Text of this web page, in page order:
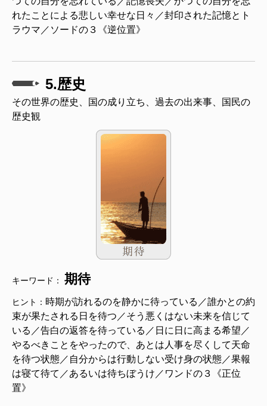
れたことによる悲しい幸せな日々／封印された記憶とト
ラウマ／ソードの３《逆位置》
5.歴史
その世界の歴史、国の成り立ち、過去の出来事、国民の
歴史観
キーワード： 期待
ヒント： 時期が訪れるのを静かに待っている／誰かとの約
束が果たされる日を待つ／そう悪くはない未来を信じて
いる／告白の返答を待っている／日に日に高まる希望／
やるべきことをやったので、あとは人事を尽くして天命
を待つ状態／自分からは行動しない受け身の状態／果報
は寝て待て／あるいは待ちぼうけ／ワンドの３《正位
置》